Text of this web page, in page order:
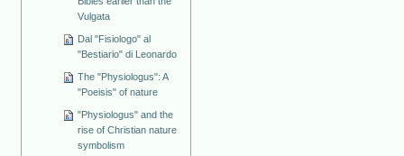
Vulgata
Dal "Fisiologo" al
"Bestiario" di Leonardo
The "Physiologus": A
"Poeisis" of nature
"Physiologus" and the
rise of Christian nature
symbolism